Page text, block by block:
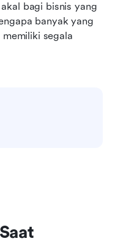
bagi bisnis yang
banyak yang
segala